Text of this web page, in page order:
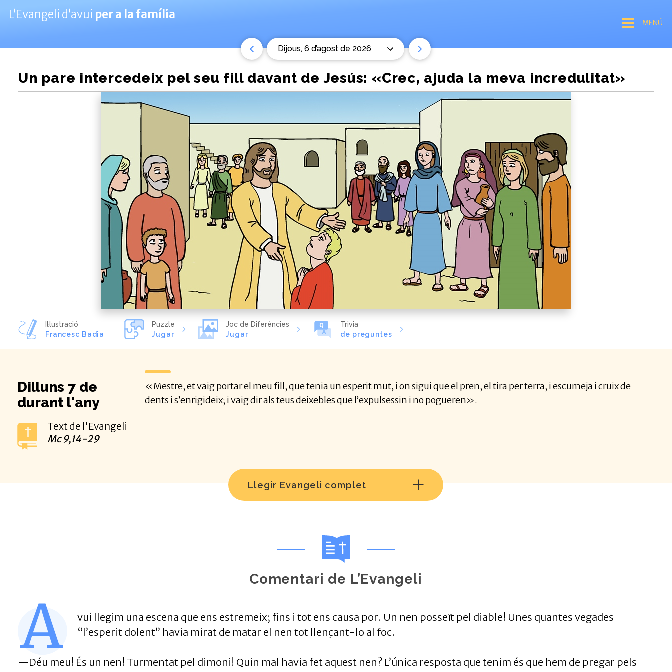
L’Evangeli d’avui per a la família
MENÚ
dijous, 6 d’agost de 2026
Un pare intercedeix pel seu fill davant de Jesús: «Crec, ajuda la meva incredulitat»
Il·lustració
Francesc Badia
Puzzle
Jugar
Joc de Diferències
Jugar
Trivia
de preguntes
Dilluns 7 de
durant l'any
Text de l'Evangeli
Mc 9,14-29
«Mestre, et vaig portar el meu fill, que tenia un esperit mut, i on sigui que el pren, el tira per terra, i escumeja i cruix de
dents i s’enrigideix; i vaig dir als teus deixebles que l’expulsessin i no pogueren».
Llegir Evangeli complet
Comentari de L’Evangeli
A
vui llegim una escena que ens estremeix; fins i tot ens causa por. Un nen posseït pel diable! Unes quantes vegades
“l’esperit dolent” havia mirat de matar el nen tot llençant-lo al foc.
—Déu meu! És un nen! Turmentat pel dimoni! Quin mal havia fet aquest nen? L’única resposta que tenim és que hem de pregar pels